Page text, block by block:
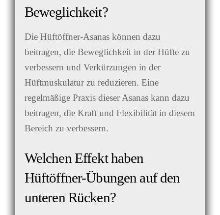
Beweglichkeit?
Die Hüftöffner-Asanas können dazu
beitragen, die Beweglichkeit in der Hüfte zu
verbessern und Verkürzungen in der
Hüftmuskulatur zu reduzieren. Eine
regelmäßige Praxis dieser Asanas kann dazu
beitragen, die Kraft und Flexibilität in diesem
Bereich zu verbessern.
Welchen Effekt haben
Hüftöffner-Übungen auf den
unteren Rücken?